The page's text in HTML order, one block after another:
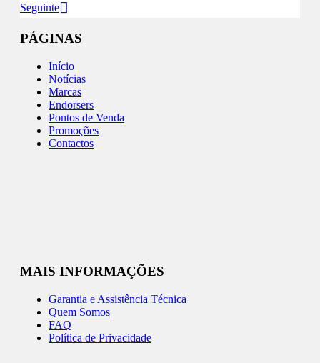
Seguinte
PÁGINAS
Início
Notícias
Marcas
Endorsers
Pontos de Venda
Promoções
Contactos
MAIS INFORMAÇÕES
Garantia e Assistência Técnica
Quem Somos
FAQ
Política de Privacidade